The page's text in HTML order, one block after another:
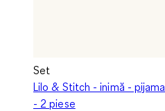
Set
Lilo & Stitch - inimă - pijama
- 2 piese